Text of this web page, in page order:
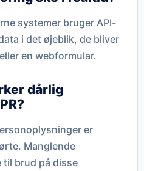
systemer bruger API-
i det øjeblik, de bliver
en webformular.
dårlig
er
Manglende
til brud på disse